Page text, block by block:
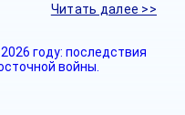
Читать далее >>